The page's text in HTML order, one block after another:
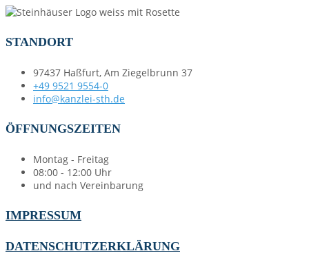
STANDORT
97437 Haßfurt, Am Ziegelbrunn 37
+49 9521 9554-0
info@kanzlei-sth.de
ÖFFNUNGSZEITEN
Montag - Freitag
08:00 - 12:00 Uhr
und nach Vereinbarung
IMPRESSUM
DATENSCHUTZERKLÄRUNG